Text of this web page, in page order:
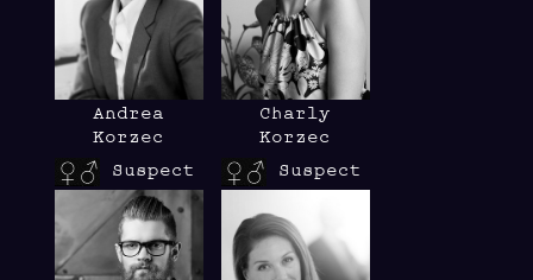
Andrea
Korzec
Suspect
Charly
Korzec
Suspect